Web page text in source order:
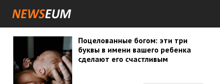
Поцелованные богом: эти три
буквы в имени вашего ребенка
сделают его счастливым